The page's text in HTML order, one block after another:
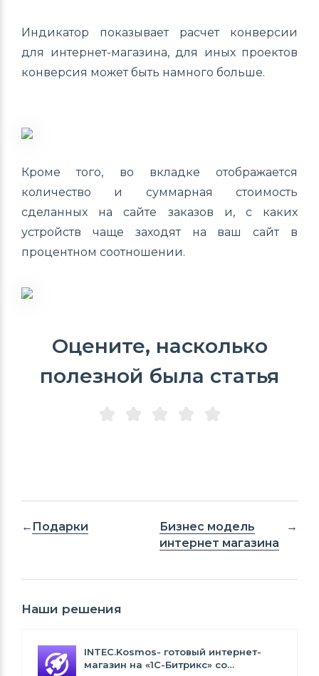
Индикатор показывает расчет конверсии
для интернет-магазина, для иных проектов
конверсия может быть намного больше.
Кроме того, во вкладке отображается
количество и суммарная стоимость
сделанных на сайте заказов и, с каких
устройств чаще заходят на ваш сайт в
процентном соотношении.
Оцените, насколько
полезной была статья
Подарки
Бизнес модель
интернет магазина
Наши решения
INTEC.Kosmos- готовый интернет-
магазин на «1С-Битрикс» со